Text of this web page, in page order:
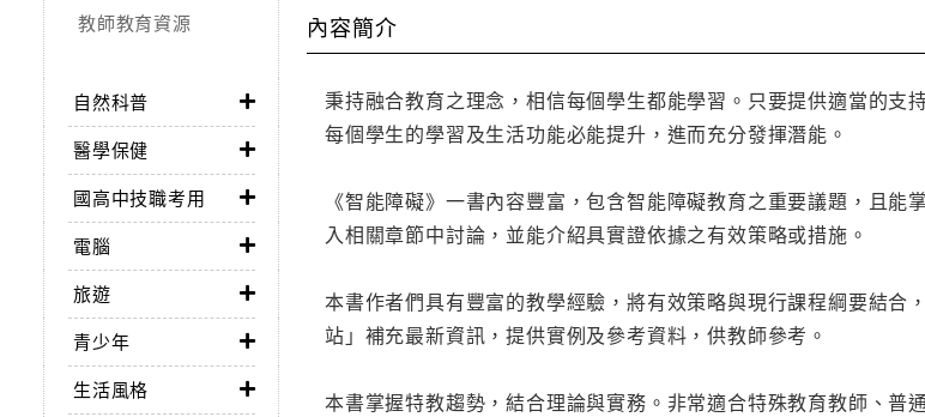
教師教育資源
自然科普
醫學保健
國高中技職考用
電腦
旅遊
青少年
生活風格
內容簡介
秉持融合教育之理念，相信每個學生都能學習。只要提供適當的支
每個學生的學習及生活功能必能提升，進而充分發揮潛能。
《智能障礙》一書內容豐富，包含智能障礙教育之重要議題，且
入相關章節中討論，並能介紹具實證依據之有效策略或措施。
本書作者們具有豐富的教學經驗，將有效策略與現行課程綱要結
站」補充最新資訊，提供實例及參考資料，供教師參考。
本書掌握特教趨勢，結合理論與實務。非常適合特殊教育教師、